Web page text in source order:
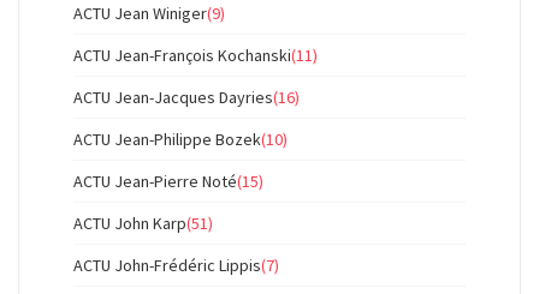
ACTU Jean Winiger(9)
ACTU Jean-François Kochanski(11)
ACTU Jean-Jacques Dayries(16)
ACTU Jean-Philippe Bozek(10)
ACTU Jean-Pierre Noté(15)
ACTU John Karp(51)
ACTU John-Frédéric Lippis(7)